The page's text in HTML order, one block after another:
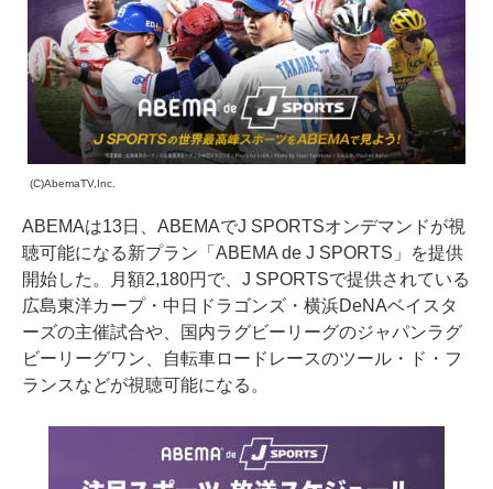
(C)AbemaTV,Inc.
ABEMAは13日、ABEMAでJ SPORTSオンデマンドが視
聴可能になる新プラン「ABEMA de J SPORTS」を提供
開始した。月額2,180円で、J SPORTSで提供されている
広島東洋カープ・中日ドラゴンズ・横浜DeNAベイスタ
ーズの主催試合や、国内ラグビーリーグのジャパンラグ
ビーリーグワン、自転車ロードレースのツール・ド・フ
ランスなどが視聴可能になる。